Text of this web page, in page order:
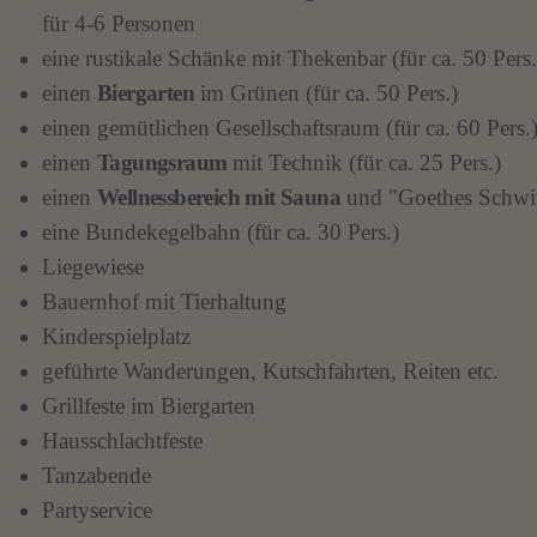
für 4-6 Personen
eine rustikale Schänke mit Thekenbar (für ca. 50
einen Biergarten im Grünen (für ca. 50 Pers.)
einen gemütlichen Gesellschaftsraum (für ca. 60 Pers.)
einen Tagungsraum mit Technik (für ca. 25 Pers.)
einen Wellnessbereich mit Sauna und "Goethes
eine Bundekegelbahn (für ca. 30 Pers.)
Liegewiese
Bauernhof mit Tierhaltung
Kinderspielplatz
geführte Wanderungen, Kutschfahrten, Reiten etc.
Grillfeste im Biergarten
Hausschlachtfeste
Tanzabende
Partyservice